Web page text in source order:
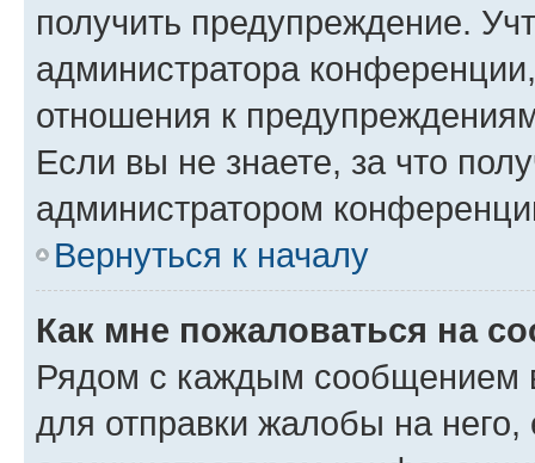
получить предупреждение.
администратора
отношения к
Если вы не знаете, за что
администратором
Вернуться к началу
Как мне пожаловаться на
Рядом с каждым сообщением
для отправки жалобы на